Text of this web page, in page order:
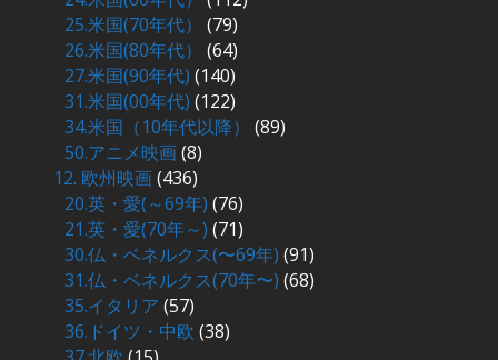
25.米国(70年代）
(79)
26.米国(80年代）
(64)
27.米国(90年代) (140)
31.米国(00年代) (122)
34.米国（10年代以降）
(89)
50.アニメ映画(8)
12. 欧州映画(436)
20.英・愛(～69年) (76)
21.英・愛(70年～) (71)
30.仏・ベネルクス(〜69年) (91)
31.仏・ベネルクス(70年〜) (68)
35.イタリア (57)
36.ドイツ・中欧 (38)